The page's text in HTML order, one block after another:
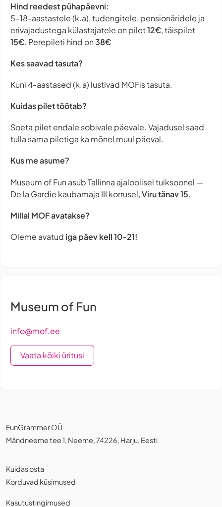
Hind reedest pühapäevni:
5–18-aastastele (k.a), tudengitele, pensionäridele ja
erivajadustega külastajatele on pilet12€, täispilet
15€. Perepileti hind on38€
Kes saavad tasuta?
Kuni 4-aastased (k.a) lustivad MOFis tasuta.
Kuidas pilet töötab?
Soeta pilet endale sobivale päevale. Vajadusel saad
tulla sama piletiga ka mõnel muul päeval.
Kus me asume?
Museum of Fun asub Tallinna ajaloolisel tuiksoonel —
De la Gardie kaubamaja III korrusel,Viru tänav 15.
Millal MOF avatakse?
Oleme avatud iga päevkell 10-21!
Museum of Fun
info@mof.ee
Vaata kõiki üritusi
FunGrammer OÜ
Mändneeme tee 1, Neeme, 74226, Harju, Eesti
Kuidas osta
Korduvad küsimused
Kasutustingimused